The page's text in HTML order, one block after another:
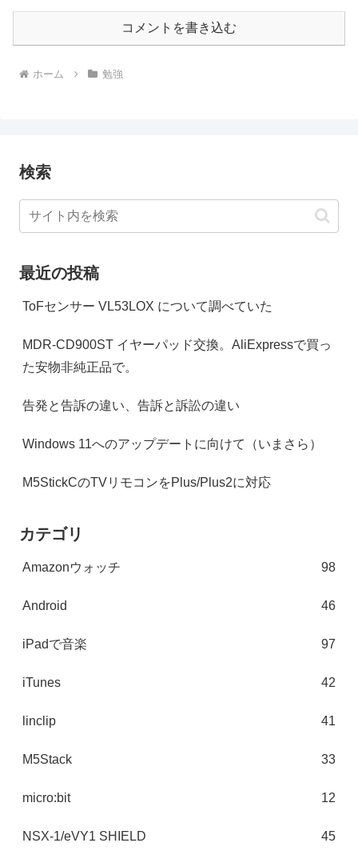
コメントを書き込む
ホーム 勉強
検索
最近の投稿
ToFセンサー VL53LOX について調べていた
MDR-CD900ST イヤーパッド交換。AliExpressで買っ
た安物非純正品で。
告発と告訴の違い、告訴と訴訟の違い
Windows 11へのアップデートに向けて（いまさら）
M5StickCのTVリモコンをPlus/Plus2に対応
カテゴリ
Amazonウォッチ 98
Android 46
iPadで音楽 97
iTunes 42
linclip 41
M5Stack 33
micro:bit 12
NSX-1/eVY1 SHIELD 45